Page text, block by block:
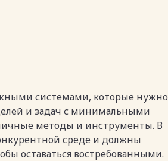
системами, которые нужно
и задач с минимальными
методы и инструменты. В
среде и должны
оставаться востребованными.